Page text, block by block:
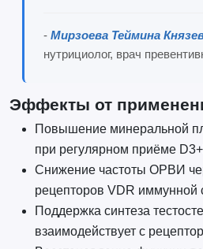
- Мирзоева Теймина
нутрициолог, врач
Эффекты от
Повышение минеральной
при регулярном приёме
Снижение частоты ОРВИ
рецепторов VDR иммунной
Поддержка синтеза
взаимодействует с